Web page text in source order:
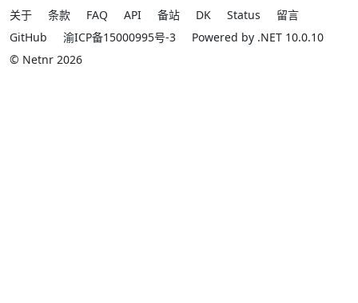
关于 条款 FAQ API 备站 DK Status
留言
GitHub
渝ICP备15000995号-3
Powered by .NET 10.0.10
© Netnr 2026